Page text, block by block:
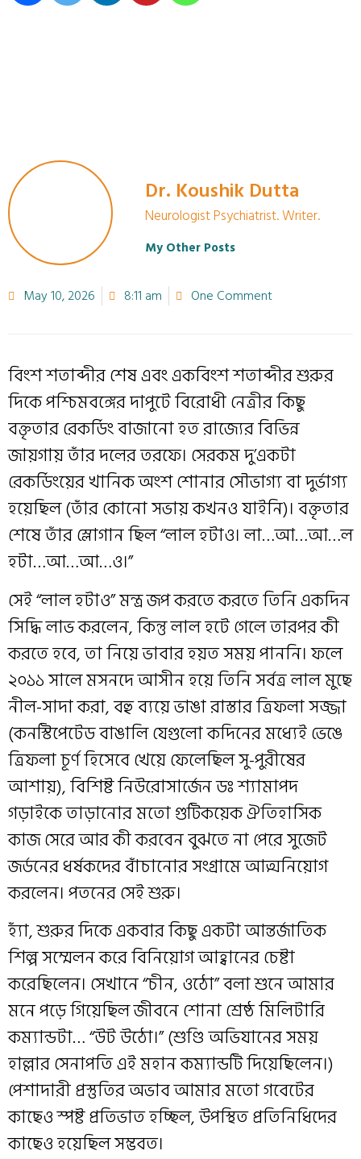
Dr. Koushik Dutta
Neurologist Psychiatrist. Writer.
My Other Posts
May 10, 2026 8:11 am One Comment
বিংশ শতাব্দীর শেষ এবং একবিংশ শতাব্দীর শুরুর
দিকে পশ্চিমবঙ্গের দাপুটে বিরোধী নেত্রীর কিছু
বক্তৃতার রেকর্ডিং বাজানো হত রাজ্যের বিভিন্ন
জায়গায় তাঁর দলের তরফে। সেরকম দু’একটা
রেকর্ডিংয়ের খানিক অংশ শোনার সৌভাগ্য বা দুর্ভাগ্য
হয়েছিল (তাঁর কোনো সভায় কখনও যাইনি)। বক্তৃতার
শেষে তাঁর স্লোগান ছিল “লাল হটাও। লা…আ…আ…ল
হটা…আ…আ…ও।”
সেই “লাল হটাও” মন্ত্র জপ করতে করতে তিনি একদিন
সিদ্ধি লাভ করলেন, কিন্তু লাল হটে গেলে তারপর কী
করতে হবে, তা নিয়ে ভাবার হয়ত সময় পাননি। ফলে
২০১১ সালে মসনদে আসীন হয়ে তিনি সর্বত্র লাল মুছে
নীল-সাদা করা, বহু ব্যয়ে ভাঙা রাস্তার ত্রিফলা সজ্জা
(কনস্টিপেটেড বাঙালি যেগুলো কদিনের মধ্যেই ভেঙে
ত্রিফলা চূর্ণ হিসেবে খেয়ে ফেলেছিল সু-পুরীষের
আশায়), বিশিষ্ট নিউরোসার্জেন ডঃ শ্যামাপদ
গড়াইকে তাড়ানোর মতো গুটিকয়েক ঐতিহাসিক
কাজ সেরে আর কী করবেন বুঝতে না পেরে সুজেট
জর্ডনের ধর্ষকদের বাঁচানোর সংগ্রামে আত্মনিয়োগ
করলেন। পতনের সেই শুরু।
হ্যাঁ, শুরুর দিকে একবার কিছু একটা আন্তর্জাতিক
শিল্প সম্মেলন করে বিনিয়োগ আহ্বানের চেষ্টা
করেছিলেন। সেখানে “চীন, ওঠো” বলা শুনে আমার
মনে পড়ে গিয়েছিল জীবনে শোনা শ্রেষ্ঠ মিলিটারি
কম্যান্ডটা… “উট উঠো।” (শুণ্ডি অভিযানের সময়
হাল্লার সেনাপতি এই মহান কম্যান্ডটি দিয়েছিলেন।)
পেশাদারী প্রস্তুতির অভাব আমার মতো গবেটের
কাছেও স্পষ্ট প্রতিভাত হচ্ছিল, উপস্থিত প্রতিনিধিদের
কাছেও হয়েছিল সম্ভবত।